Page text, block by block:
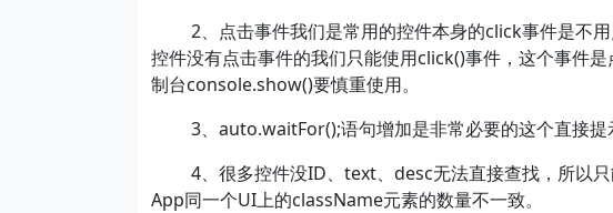
2、点击事件我们是常用的控件本身的click事件是不
控件没有点击事件的我们只能使用click()事件，这个事件
制台console.show()要慎重使用。
3、auto.waitFor();语句增加是非常必要的这个直接提
4、很多控件没ID、text、desc无法直接查找，所以只
App同一个UI上的className元素的数量不一致。